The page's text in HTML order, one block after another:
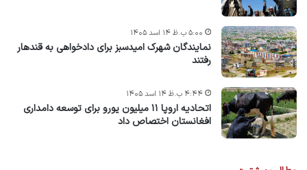
نمایندگان شهرک امید‌سبز برای دادخواهی به قندهار
رفتند
۵:۰۰ ب.ظ ۱۴ اسد ۱۴۰۵
اتحادیه اروپا ۱۱ میلیون یورو برای توسعه دامداری
افغانستان اختصاص داد
۴:۴۴ ب.ظ ۱۴ اسد ۱۴۰۵